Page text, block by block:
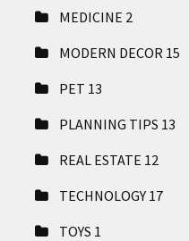
MEDICINE 2
MODERN DECOR 15
PET 13
PLANNING TIPS 13
REAL ESTATE 12
TECHNOLOGY 17
TOYS 1